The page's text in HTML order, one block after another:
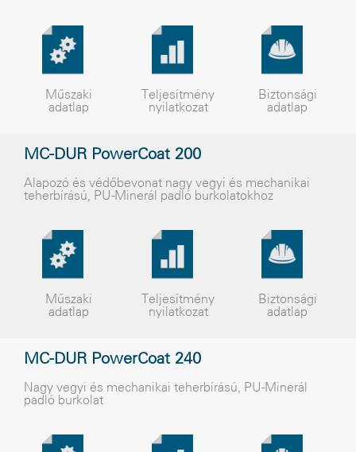
Műszaki
adatlap
Teljesítmény
nyilatkozat
Biztonsági
adatlap
MC-DUR PowerCoat 200
Alapozó és védőbevonat nagy vegyi és mechanikai
teherbírású, PU-Minerál padló burkolatokhoz
Műszaki
adatlap
Teljesítmény
nyilatkozat
Biztonsági
adatlap
MC-DUR PowerCoat 240
Nagy vegyi és mechanikai teherbírású, PU-Minerál
padló burkolat